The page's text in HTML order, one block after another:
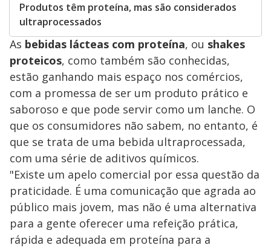
Produtos têm proteína, mas são considerados
ultraprocessados
As bebidas lácteas com proteína, ou shakes
proteicos, como também são conhecidas,
estão ganhando mais espaço nos comércios,
com a promessa de ser um produto prático e
saboroso e que pode servir como um lanche. O
que os consumidores não sabem, no entanto, é
que se trata de uma bebida ultraprocessada,
com uma série de aditivos químicos.
"Existe um apelo comercial por essa questão da
praticidade. É uma comunicação que agrada ao
público mais jovem, mas não é uma alternativa
para a gente oferecer uma refeição prática,
rápida e adequada em proteína para a